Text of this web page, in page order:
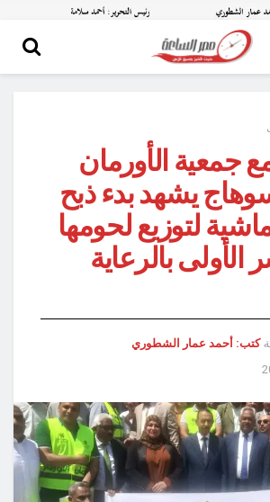
جمعية الأورمان
يشهد بدء ذبح
لتوزيع لحومها
الأولى بالرعاية
كتب: أحمد عمار الشطوري